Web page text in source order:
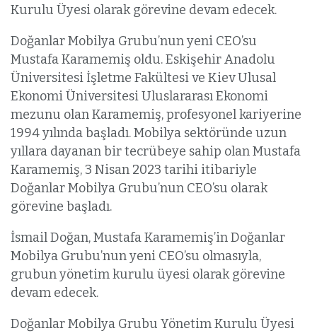
Kurulu Üyesi olarak görevine devam edecek.
Doğanlar Mobilya Grubu’nun yeni CEO’su
Mustafa Karamemiş oldu. Eskişehir Anadolu
Üniversitesi İşletme Fakültesi ve Kiev Ulusal
Ekonomi Üniversitesi Uluslararası Ekonomi
mezunu olan Karamemiş, profesyonel kariyerine
1994 yılında başladı. Mobilya sektöründe uzun
yıllara dayanan bir tecrübeye sahip olan Mustafa
Karamemiş, 3 Nisan 2023 tarihi itibariyle
Doğanlar Mobilya Grubu’nun CEO’su olarak
görevine başladı.
İsmail Doğan, Mustafa Karamemiş’in Doğanlar
Mobilya Grubu’nun yeni CEO’su olmasıyla,
grubun yönetim kurulu üyesi olarak görevine
devam edecek.
Doğanlar Mobilya Grubu Yönetim Kurulu Üyesi